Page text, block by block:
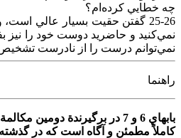
چه‌ خطايي‌ كرده‌ام‌؟
نمي‌توانم‌ درست‌ را از نادرست‌
راهنما